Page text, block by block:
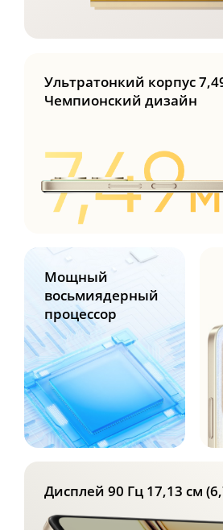
Ультратонкий корпус
Чемпионский дизайн
Дисплей 90 Гц 17,13 см
Мощный
восьмиядерный
процессор